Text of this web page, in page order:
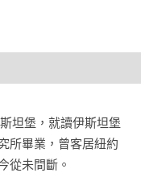
文學的意義，闡述自
了一扇理解伊斯蘭文
的精彩故事，也是當
析，與其描繪的壓
坦堡，就讀伊斯坦堡
所畢業，曾客居紐約
從未間斷。